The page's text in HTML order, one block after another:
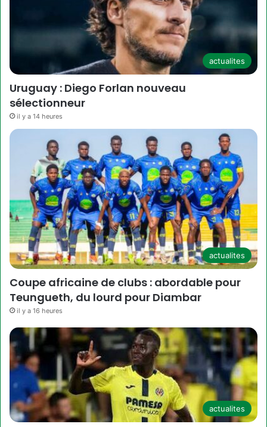
actualites
Uruguay : Diego Forlan nouveau
sélectionneur
il y a 14 heures
actualites
Coupe africaine de clubs : abordable pour
Teungueth, du lourd pour Diambar
il y a 16 heures
actualites